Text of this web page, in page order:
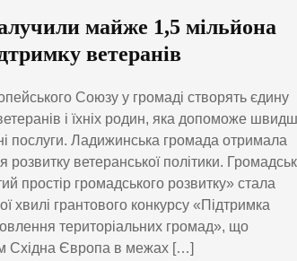
майже 1,5 мільйона
ветеранів
Союзу у громаді створять єдину
і їхніх родин, яка допоможе
послуги. Ладижинська громада отримала
розвитку ветеранської політики.
простір громадського розвитку» стала
хвилі грантового конкурсу «Підтримка
територіальних громад», що
Східна Європа в межах […]